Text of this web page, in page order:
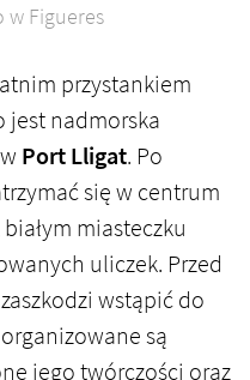
w Figueres
przystankiem
jest nadmorska
Port Lligat. Po
się w centrum
miasteczku
uliczek. Przed
wstąpić do
są
jego twórczości oraz